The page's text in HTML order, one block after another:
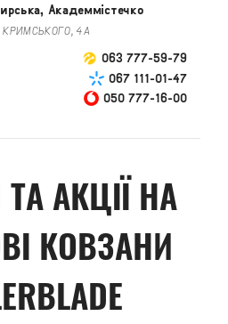
Академмістечко
КРИМСЬКОГО, 4А
063 777-59-79
067 111-01-47
050 777-16-00
АКЦІЇ НА
КОВЗАНИ